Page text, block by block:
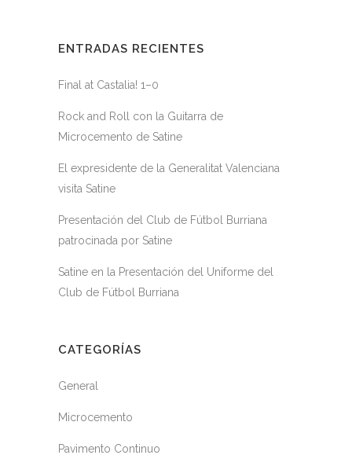
ENTRADAS RECIENTES
Final at Castalia! 1–0
Rock and Roll con la Guitarra de
Microcemento de Satine
El expresidente de la Generalitat Valenciana
visita Satine
Presentación del Club de Fútbol Burriana
patrocinada por Satine
Satine en la Presentación del Uniforme del
Club de Fútbol Burriana
CATEGORÍAS
General
Microcemento
Pavimento Continuo